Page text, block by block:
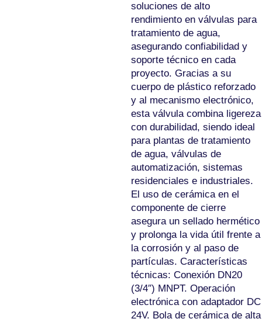
soluciones de alto
rendimiento en válvulas para
tratamiento de agua,
asegurando confiabilidad y
soporte técnico en cada
proyecto. Gracias a su
cuerpo de plástico reforzado
y al mecanismo electrónico,
esta válvula combina ligereza
con durabilidad, siendo ideal
para plantas de tratamiento
de agua, válvulas de
automatización, sistemas
residenciales e industriales.
El uso de cerámica en el
componente de cierre
asegura un sellado hermético
y prolonga la vida útil frente a
la corrosión y al paso de
partículas. Características
técnicas: Conexión DN20
(3/4″) MNPT. Operación
electrónica con adaptador DC
24V. Bola de cerámica de alta